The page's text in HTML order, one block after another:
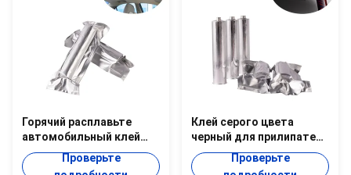
Горячий расплавьте
автомобильный клей
прилипателя
знаменитости белый к
Проверьте
Клей серого цвета
черный для прилипателя
PUR-750-2 Cps светов
10000 автомобиля
Проверьте